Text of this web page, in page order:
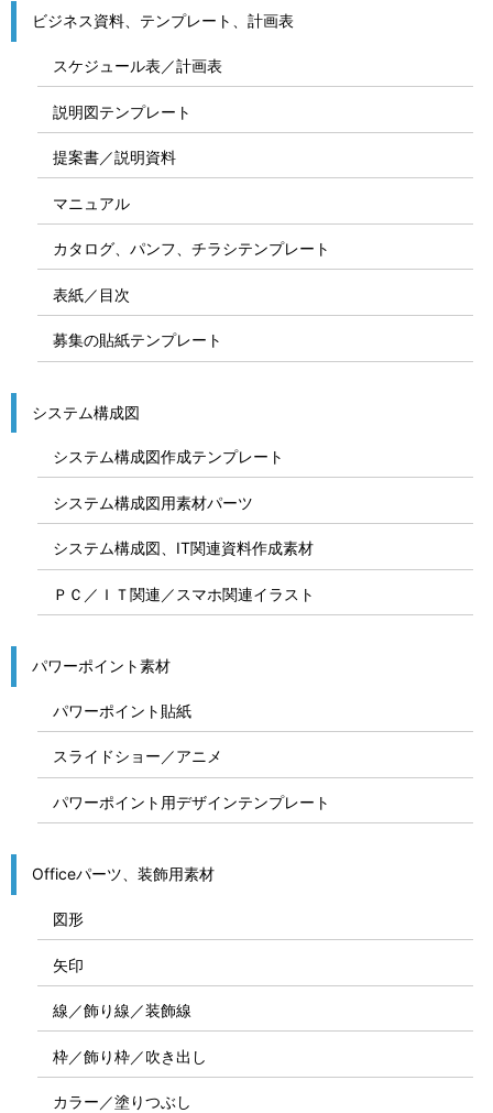
ビジネス資料、テンプレート、計画表
スケジュール表／計画表
説明図テンプレート
提案書／説明資料
マニュアル
カタログ、パンフ、チラシテンプレート
表紙／目次
募集の貼紙テンプレート
システム構成図
システム構成図作成テンプレート
システム構成図用素材パーツ
システム構成図、IT関連資料作成素材
ＰＣ／ＩＴ関連／スマホ関連イラスト
パワーポイント素材
パワーポイント貼紙
スライドショー／アニメ
パワーポイント用デザインテンプレート
Officeパーツ、装飾用素材
図形
矢印
線／飾り線／装飾線
枠／飾り枠／吹き出し
カラー／塗りつぶし